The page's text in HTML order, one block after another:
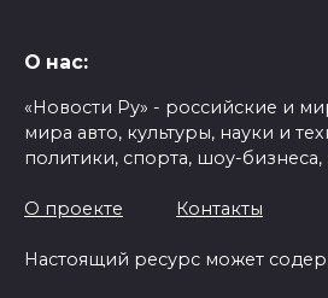
О нас:
«Новости Ру» - российские и
мира авто, культуры, науки и
политики, спорта, шоу-
О проекте Контакты
Настоящий ресурс может